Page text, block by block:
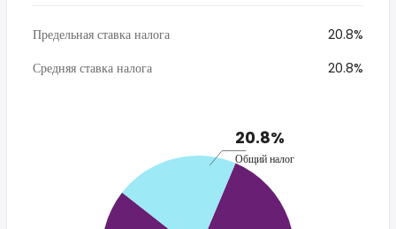
Предельная ставка налога
20.8%
Средняя ставка налога
20.8%
20.8%
Общий налог